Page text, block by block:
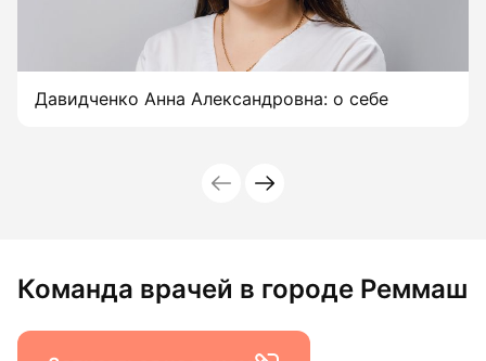
Давидченко Анна Александровна: о себе
Команда врачей в городе Реммаш